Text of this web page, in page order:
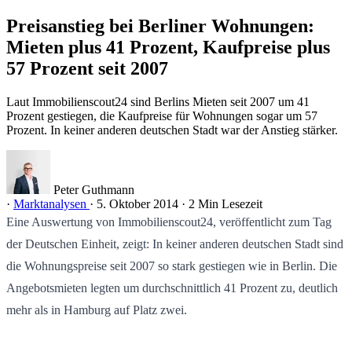
Preisanstieg bei Berliner Wohnungen:
Mieten plus 41 Prozent, Kaufpreise plus
57 Prozent seit 2007
Laut Immobilienscout24 sind Berlins Mieten seit 2007 um 41
Prozent gestiegen, die Kaufpreise für Wohnungen sogar um 57
Prozent. In keiner anderen deutschen Stadt war der Anstieg stärker.
Peter Guthmann
· Marktanalysen · 5. Oktober 2014 · 2 Min Lesezeit
Eine Auswertung von Immobilienscout24, veröffentlicht zum Tag
der Deutschen Einheit, zeigt: In keiner anderen deutschen Stadt sind
die Wohnungspreise seit 2007 so stark gestiegen wie in Berlin. Die
Angebotsmieten legten um durchschnittlich 41 Prozent zu, deutlich
mehr als in Hamburg auf Platz zwei.